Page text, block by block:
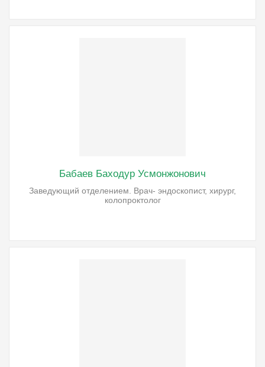
Бабаев Баходур Усмонжонович
Заведующий отделением. Врач- эндоскопист, хирург,
колопроктолог